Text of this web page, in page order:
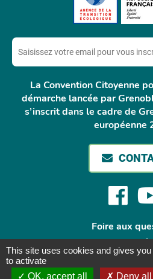
E-
mail
La Convention Citoyenne
démarche lancée par
s’inscrit dans le cadre de
européenne
Foire aux
Mentions
Plan de
This site uses cookies and gives
to activate
OK, accept all
Deny